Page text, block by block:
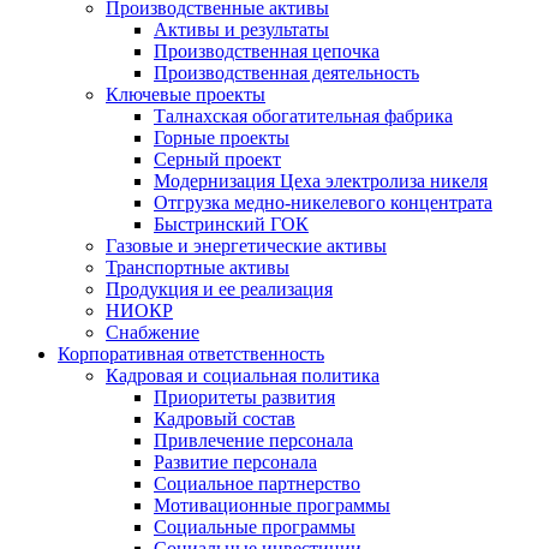
Производственные активы
Активы и результаты
Производственная цепочка
Производственная деятельность
Ключевые проекты
Талнахская обогатительная фабрика
Горные проекты
Серный проект
Модернизация Цеха электролиза никеля
Отгрузка медно-никелевого концентрата
Быстринский ГОК
Газовые и энергетические активы
Транспортные активы
Продукция и ее реализация
НИОКР
Снабжение
Корпоративная ответственность
Кадровая и социальная политика
Приоритеты развития
Кадровый состав
Привлечение персонала
Развитие персонала
Социальное партнерство
Мотивационные программы
Социальные программы